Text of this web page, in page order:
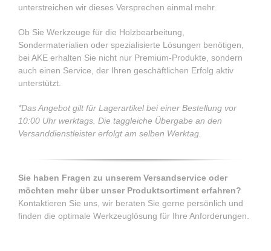
unterstreichen wir dieses Versprechen einmal mehr.
Ob Sie Werkzeuge für die Holzbearbeitung,
Sondermaterialien oder spezialisierte Lösungen benötigen,
bei AKE erhalten Sie nicht nur Premium-Produkte, sondern
auch einen Service, der Ihren geschäftlichen Erfolg aktiv
unterstützt.
*Das Angebot gilt für Lagerartikel bei einer Bestellung vor
10:00 Uhr werktags. Die taggleiche Übergabe an den
Versanddienstleister erfolgt am selben Werktag.
Sie haben Fragen zu unserem Versandservice oder
möchten mehr über unser Produktsortiment erfahren?
Kontaktieren Sie uns, wir beraten Sie gerne persönlich und
finden die optimale Werkzeuglösung für Ihre Anforderungen.